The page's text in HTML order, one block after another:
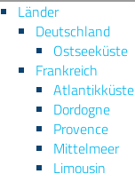
Länder
Deutschland
Ostseeküste
Frankreich
Atlantikküste
Dordogne
Provence
Mittelmeer
Limousin